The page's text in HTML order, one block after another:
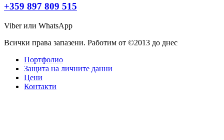
+359 897 809 515
Viber или WhatsApp
Всички права запазени. Работим от ©2013 до днес
Портфолио
Защита на личните данни
Цени
Контакти